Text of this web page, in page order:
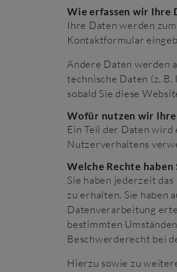
Wie erfassen wir Ihre
Ihre Daten werden
Kontaktformular
Andere Daten werden
technische Daten (z.
sobald Sie diese
Wofür nutzen wir Ihre
Ein Teil der Daten
Nutzerverhaltens
Welche Rechte
Sie haben jederzeit
zu erhalten. Sie haben
Datenverarbeitung
bestimmten
Beschwerderecht bei
Hierzu sowie zu